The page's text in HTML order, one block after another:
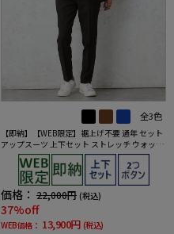
全3色
【即納】【WEB限定】裾上げ不要 通年 セット
アップスーツ 上下セット ストレッチ ウォッシ
ャブル 【TOKYO RUN】
価格： 22,000円 (税込)
37%off
WEB価格： 13,900円 (税込)